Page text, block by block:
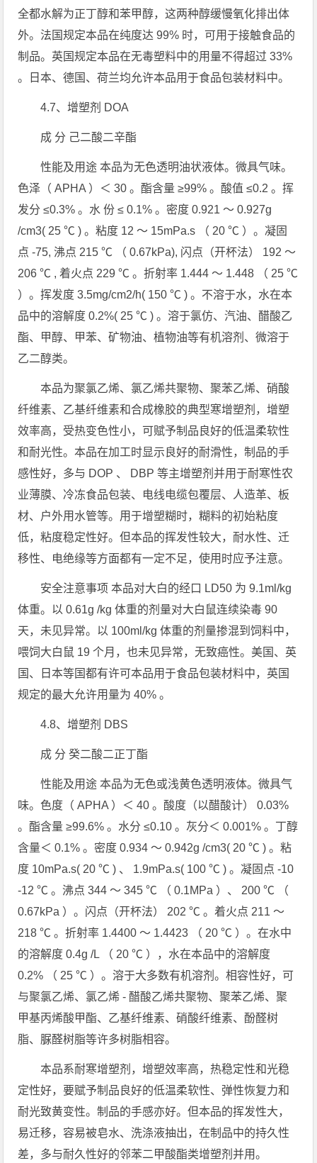
全都水解为正丁醇和苯甲醇，这两种醇缓慢氧化排出体
外。法国规定本品在纯度达 99% 时，可用于接触食品的
制品。英国规定本品在无毒塑料中的用量不得超过 33%
。日本、德国、荷兰均允许本品用于食品包装材料中。
4.7、增塑剂 DOA
成 分 己二酸二辛酯
性能及用途 本品为无色透明油状液体。微具气味。
色泽（ APHA ）＜ 30 。酯含量 ≥99% 。酸值 ≤0.2 。挥
发分 ≤0.3% 。水 份 ≤ 0.1% 。密度 0.921 ～ 0.927g
/cm3( 25 ℃ ) 。粘度 12 ～ 15mPa.s （ 20 ℃ ）。凝固
点 -75, 沸点 215 ℃ （ 0.67kPa), 闪点（开杯法） 192 ～
206 ℃ , 着火点 229 ℃ 。折射率 1.444 ～ 1.448 （ 25 ℃
）。挥发度 3.5mg/cm2/h( 150 ℃ ) 。不溶于水，水在本
品中的溶解度 0.2%( 25 ℃ ) 。溶于氯仿、汽油、醋酸乙
酯、甲醇、甲苯、矿物油、植物油等有机溶剂、微溶于
乙二醇类。
本品为聚氯乙烯、氯乙烯共聚物、聚苯乙烯、硝酸
纤维素、乙基纤维素和合成橡胶的典型寒增塑剂，增塑
效率高，受热变色性小，可赋予制品良好的低温柔软性
和耐光性。本品在加工时显示良好的耐滑性，制品的手
感性好，多与 DOP 、 DBP 等主增塑剂并用于耐寒性农
业薄膜、冷冻食品包装、电线电缆包覆层、人造革、板
材、户外用水管等。用于增塑糊时，糊料的初始粘度
低，粘度稳定性好。但本品的挥发性较大，耐水性、迁
移性、电绝缘等方面都有一定不足，使用时应予注意。
安全注意事项 本品对大白的经口 LD50 为 9.1ml/kg
体重。以 0.61g /kg 体重的剂量对大白鼠连续染毒 90
天，未见异常。以 100ml/kg 体重的剂量掺混到饲料中，
喂饲大白鼠 19 个月，也未见异常，无致癌性。美国、英
国、日本等国都有许可本品用于食品包装材料中，英国
规定的最大允许用量为 40% 。
4.8、增塑剂 DBS
成 分 癸二酸二正丁酯
性能及用途 本品为无色或浅黄色透明液体。微具气
味。色度（ APHA ）＜ 40 。酸度（以醋酸计） 0.03%
。酯含量 ≥99.6% 。水分 ≤0.10 。灰分＜ 0.001% 。丁醇
含量＜ 0.1% 。密度 0.934 ～ 0.942g /cm3( 20 ℃ ) 。粘
度 10mPa.s( 20 ℃ ) 、 1.9mPa.s( 100 ℃ ) 。凝固点 -10
-12 ℃ 。沸点 344 ～ 345 ℃ （ 0.1MPa ）、 200 ℃ （
0.67kPa ）。闪点（开杯法） 202 ℃ 。着火点 211 ～
218 ℃ 。折射率 1.4400 ～ 1.4423 （ 20 ℃ ）。在水中
的溶解度 0.4g /L （ 20 ℃ ），水在本品中的溶解度
0.2% （ 25 ℃ ）。溶于大多数有机溶剂。相容性好，可
与聚氯乙烯、氯乙烯 - 醋酸乙烯共聚物、聚苯乙烯、聚
甲基丙烯酸甲酯、乙基纤维素、硝酸纤维素、酚醛树
脂、脲醛树脂等许多树脂相容。
本品系耐寒增塑剂，增塑效率高，热稳定性和光稳
定性好，要赋予制品良好的低温柔软性、弹性恢复力和
耐光致黄变性。制品的手感亦好。但本品的挥发性大，
易迁移，容易被皂水、洗涤液抽出，在制品中的持久性
差，多与耐久性好的邻苯二甲酸酯类增塑剂并用。